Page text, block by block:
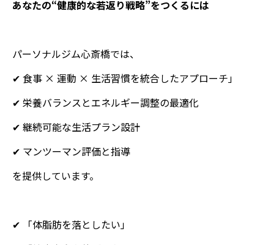
あなたの“健康的な若返り戦略”をつくるには
パーソナルジム心斎橋では、
✔ 食事 × 運動 × 生活習慣を統合したアプローチ」
✔ 栄養バランスとエネルギー調整の最適化
✔ 継続可能な生活プラン設計
✔ マンツーマン評価と指導
を提供しています。
✔ 「体脂肪を落としたい」